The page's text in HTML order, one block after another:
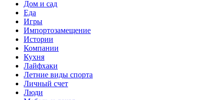
Дом и сад
Еда
Игры
Импортозамещение
Истории
Компании
Кухня
Лайфхаки
Летние виды спорта
Личный счет
Люди